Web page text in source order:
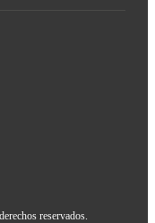
reservados.